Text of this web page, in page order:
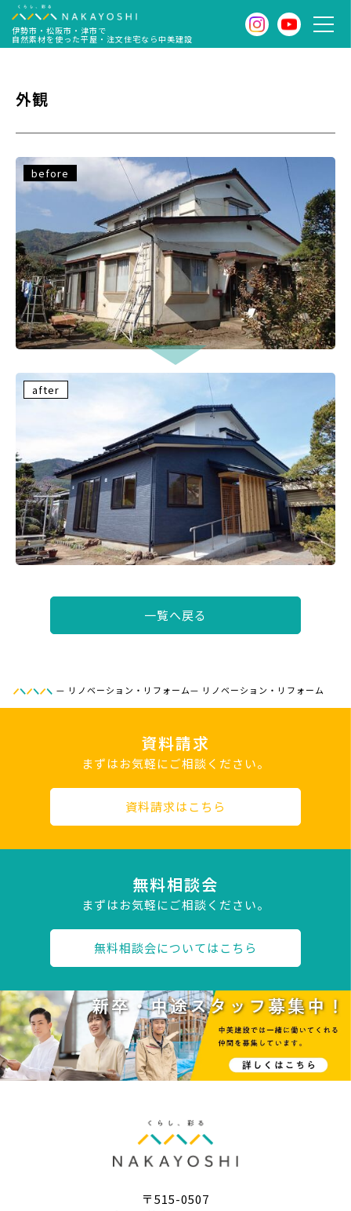
伊勢市・松阪市・津市で
自然素材を使った平屋・注文住宅なら中美建設
外観
before
after
一覧へ戻る
— リノベーション・リフォーム— リノベーション・リフォーム
資料請求
まずはお気軽にご相談ください。
資料請求はこちら
無料相談会
まずはお気軽にご相談ください。
無料相談会についてはこちら
〒515-0507